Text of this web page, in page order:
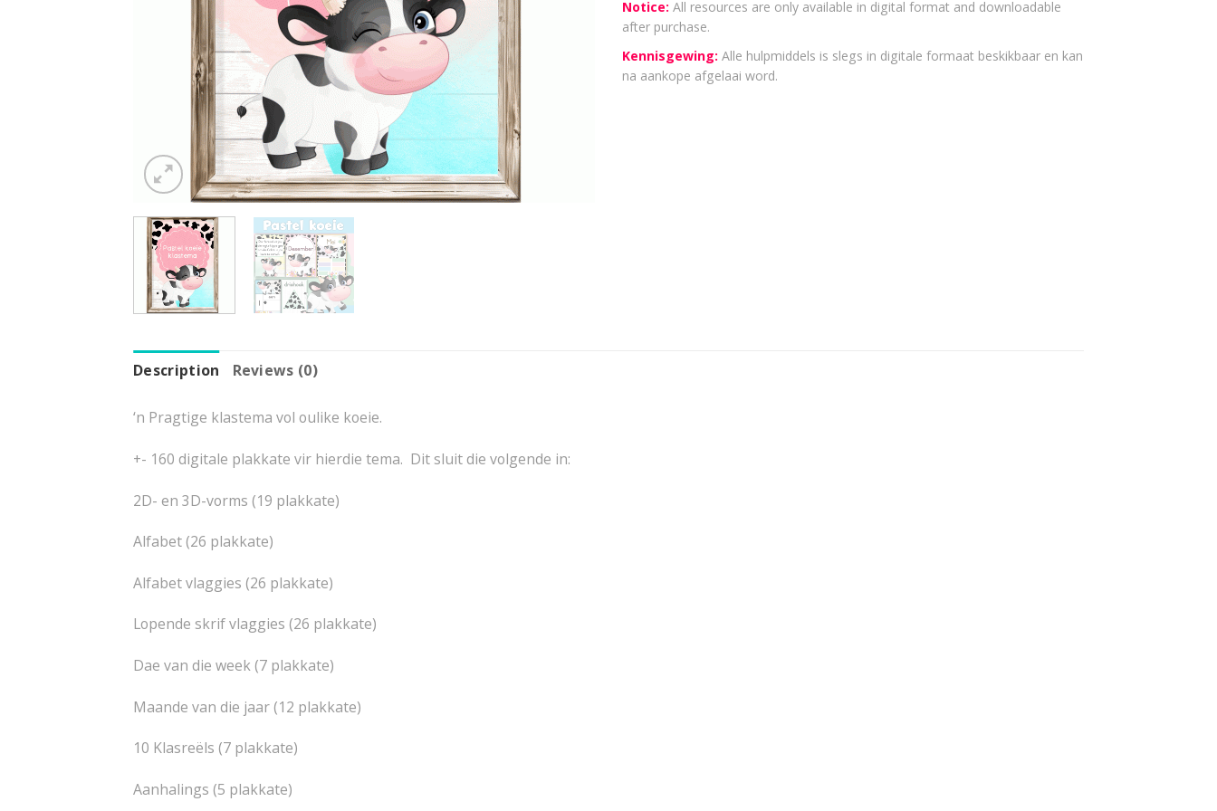
Notice: All resources are only available in digital format and downloadable
after purchase.
Kennisgewing: Alle hulpmiddels is slegs in digitale formaat beskikbaar en kan
na aankope afgelaai word.
Description Reviews (0)
‘n Pragtige klastema vol oulike koeie.
+- 160 digitale plakkate vir hierdie tema. Dit sluit die volgende in:
2D- en 3D-vorms (19 plakkate)
Alfabet (26 plakkate)
Alfabet vlaggies (26 plakkate)
Lopende skrif vlaggies (26 plakkate)
Dae van die week (7 plakkate)
Maande van die jaar (12 plakkate)
10 Klasreëls (7 plakkate)
Aanhalings (5 plakkate)